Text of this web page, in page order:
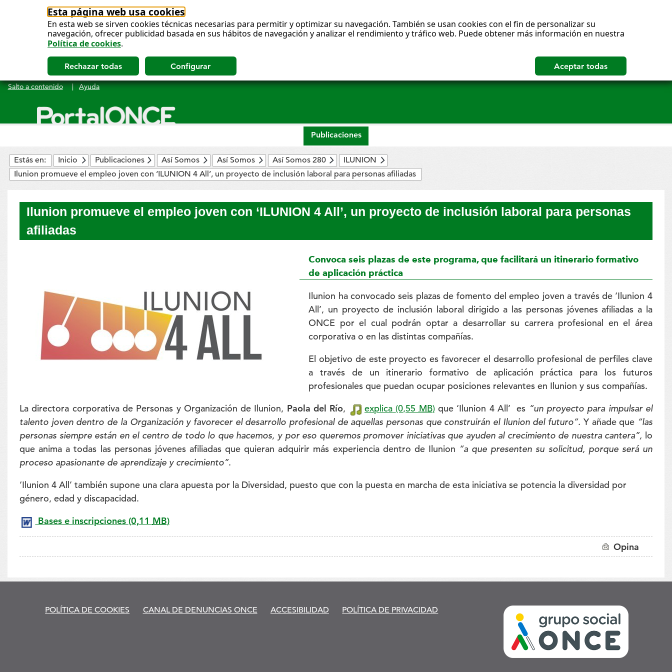
Esta página web usa cookies
En esta web se sirven cookies técnicas necesarias para permitir y optimizar su navegación. También se usan cookies con el fin de personalizar su
navegación, ofrecer publicidad basada en sus hábitos de navegación y analizar el rendimiento y tráfico web. Puede obtener más información en nuestra
Política de cookies.
Salto a contenido | Ayuda
Publicaciones
Estás en: Inicio Publicaciones Así Somos Así Somos Así Somos 280
ILUNION
Ilunion promueve el empleo joven con ‘ILUNION 4 All’, un proyecto de inclusión laboral para personas afiliadas
Ilunion promueve el empleo joven con ‘ILUNION 4 All’, un proyecto de inclusión laboral para personas
afiliadas
Convoca seis plazas de este programa, que facilitará un itinerario formativo
de aplicación práctica
Ilunion ha convocado seis plazas de fomento del empleo joven a través de ‘Ilunion 4
All’, un proyecto de inclusión laboral dirigido a las personas jóvenes afiliadas a la
ONCE por el cual podrán optar a desarrollar su carrera profesional en el área
corporativa o en las distintas compañías.
El objetivo de este proyecto es favorecer el desarrollo profesional de perfiles clave
a través de un itinerario formativo de aplicación práctica para los futuros
profesionales que puedan ocupar posiciones relevantes en Ilunion y sus compañías.
La directora corporativa de Personas y Organización de Ilunion, Paola del Río, explica (0,55 MB)que ‘Ilunion 4 All’ es “un proyecto para impulsar el
talento joven dentro de la Organización y favorecer el desarrollo profesional de aquellas personas que construirán el Ilunion del futuro”. Y añade que “las
personas siempre están en el centro de todo lo que hacemos, y por eso queremos promover iniciativas que ayuden al crecimiento de nuestra cantera”, lo
que anima a todas las personas jóvenes afiliadas que quieran adquirir más experiencia dentro de Ilunion “a que presenten su solicitud, porque será un
proceso apasionante de aprendizaje y crecimiento”.
‘Ilunion 4 All’ también supone una clara apuesta por la Diversidad, puesto que con la puesta en marcha de esta iniciativa se potencia la diversidad por
género, edad y discapacidad.
Bases e inscripciones (0,11 MB)
Opina
POLÍTICA DE COOKIES CANAL DE DENUNCIAS ONCE ACCESIBILIDAD POLÍTICA DE PRIVACIDAD